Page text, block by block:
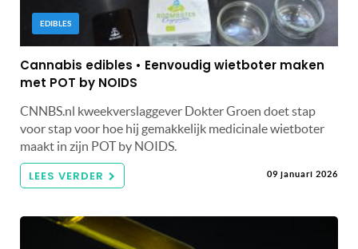
EDIBLES
Cannabis edibles • Eenvoudig wietboter maken
met POT by NOIDS
CNNBS.nl kweekverslaggever Dokter Groen doet stap
voor stap voor hoe hij gemakkelijk medicinale wietboter
maakt in zijn POT by NOIDS.
LEES VERDER 09 januari 2026